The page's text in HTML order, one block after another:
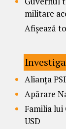
militare
Afișează
Alianța
Apărare
Familia lui
USD